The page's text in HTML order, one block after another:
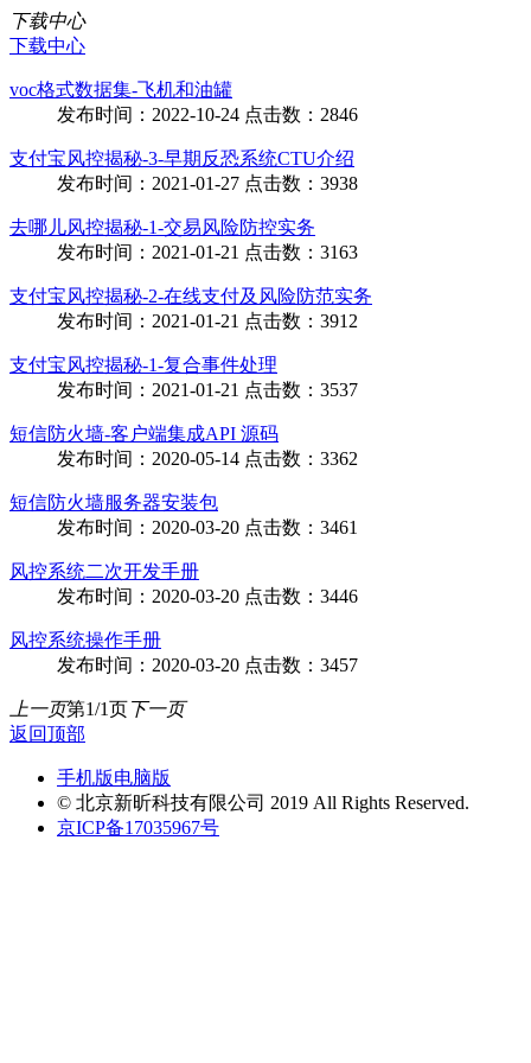
下载中心
下载中心
voc格式数据集-飞机和油罐
发布时间：2022-10-24 点击数：2846
支付宝风控揭秘-3-早期反恐系统CTU介绍
发布时间：2021-01-27 点击数：3938
去哪儿风控揭秘-1-交易风险防控实务
发布时间：2021-01-21 点击数：3163
支付宝风控揭秘-2-在线支付及风险防范实务
发布时间：2021-01-21 点击数：3912
支付宝风控揭秘-1-复合事件处理
发布时间：2021-01-21 点击数：3537
短信防火墙-客户端集成API 源码
发布时间：2020-05-14 点击数：3362
短信防火墙服务器安装包
发布时间：2020-03-20 点击数：3461
风控系统二次开发手册
发布时间：2020-03-20 点击数：3446
风控系统操作手册
发布时间：2020-03-20 点击数：3457
上一页第1/1页下一页
返回顶部
手机版电脑版
© 北京新昕科技有限公司 2019 All Rights Reserved.
京ICP备17035967号